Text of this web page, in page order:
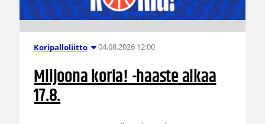
Koripalloliitto 04.08.2026 12:00
Miljoona koria! -haaste alkaa
17.8.